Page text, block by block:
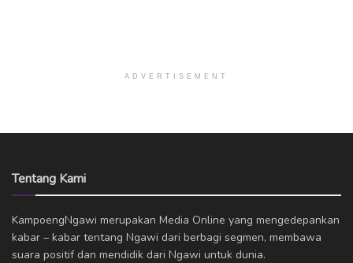
ADVERTISEMENT
Tentang Kami
KampoengNgawi merupakan Media Online yang mengedepankan
kabar – kabar tentang Ngawi dari berbagi segmen, membawa
suara positif dan mendidik dari Ngawi untuk dunia.